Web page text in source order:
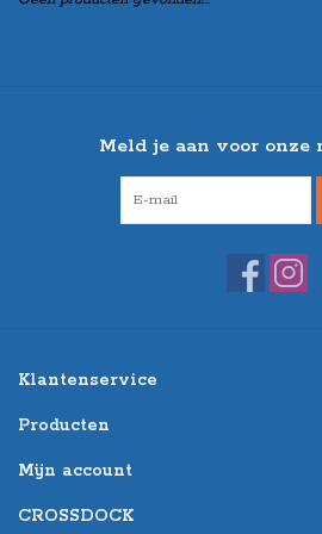
Meld je aan voor onze
Klantenservice
Producten
Mijn account
CROSSDOCK